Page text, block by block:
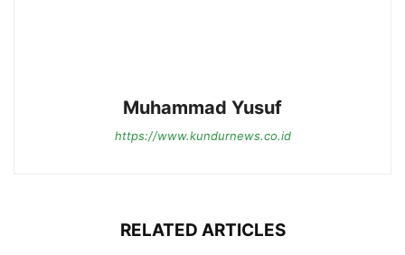
Muhammad Yusuf
https://www.kundurnews.co.id
RELATED ARTICLES